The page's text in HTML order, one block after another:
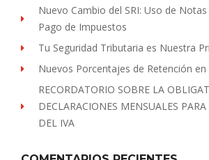
Nuevo Cambio del SRI: Uso de
Pago de Impuestos
Tu Seguridad Tributaria es Nuestra
Nuevos Porcentajes de Retención en
RECORDATORIO SOBRE LA
DECLARACIONES MENSUALES
DEL IVA